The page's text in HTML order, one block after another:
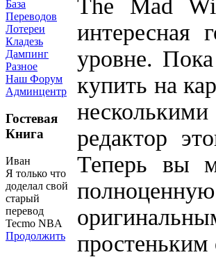
База
Переводов
Лотереи
Кладезь
Дампинг
Разное
Наш Форум
Админцентр
Гостевая
Книга
Иван
Я только что
доделал свой
старый
перевод
Tecmo NBA
Продолжить
The Mad
интересная
уровне.
купить на
редактор
Теперь вы
простеньким